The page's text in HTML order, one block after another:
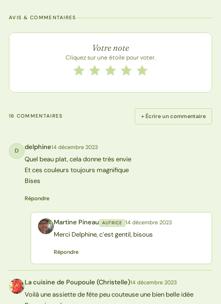
AVIS & COMMENTAIRES
Note de la recette
Votre note
Cliquez sur une étoile pour voter.
Notez cette recette de 1 à 5 étoiles
5 étoiles
4 étoiles
3 étoiles
2 étoiles
1 étoile
16 COMMENTAIRES + Écrire un commentaire
D delphine14 décembre 2023
Quel beau plat, cela donne très envie
Et ces couleurs toujours magnifique
Bises
Répondre
MP Martine Pineau AUTRICE 14 décembre 2023
Merci Delphine, c’est gentil, bisous
Répondre
L( La cuisine de Poupoule (Christelle)14 décembre 2023
Voilà une assiette de fête peu couteuse une bien belle idée